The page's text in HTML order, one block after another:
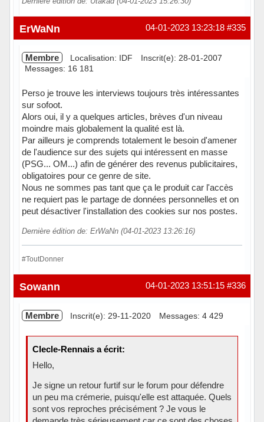
Hors ligne #335
04-01-2023 13:23:18
ErWaNn
Membre Localisation: IDF
Inscrit(e): 28-01-2007
Messages: 16 181
Perso je trouve les interviews toujours très intéressantes
sur sofoot.
Alors oui, il y a quelques articles, brèves d'un niveau
moindre mais globalement la qualité est là.
Par ailleurs je comprends totalement le besoin d'amener
de l'audience sur des sujets qui intéressent en masse
(PSG... OM...) afin de générer des revenus publicitaires,
obligatoires pour ce genre de site.
Nous ne sommes pas tant que ça le produit car l'accès
ne requiert pas le partage de données personnelles et on
peut désactiver l'installation des cookies sur nos postes.
Dernière édition de: ErWaNn (04-01-2023 13:26:16)
#ToutDonner
Hors ligne #336
04-01-2023 13:51:15
Sowann
Membre Inscrit(e): 29-11-2020 Messages: 4 429
Clecle-Rennais a écrit:
Hello,
Je signe un retour furtif sur le forum pour défendre
un peu ma crémerie, puisqu'elle est attaquée. Quels
sont vos reproches précisément ? Je vous le